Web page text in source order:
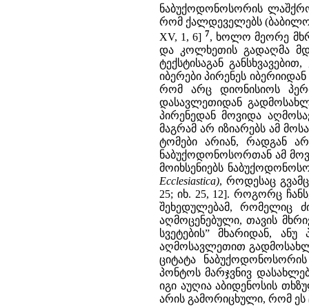
ნაბუქოდონოსორის
რომ ქალდეველებს
XV, 1, 6] 7, ხოლო მეორე
და კოლხეთის გადაღმა
ტექსტისაგან
იბერები პირენეს
რომ არც დიონისიოს
დასავლეთიდან
პირენედან მოვიდა
მაგრამ არ იზიარებს ამ
ტომები არიან, რადგან
ნაბუქოდონოსორთან ამ
მოიხსენიებს
Ecclesiastica), როდესაც
25; იხ. 25, 12]. როგორც
შეხედულებამ, რომელიც
აღმოცენებული, თავის
სვეტების” მხარიდან,
აღმოსავლეთით
ციტატა
პონტოს მარჯვნივ
იგი აუღია აბიდენოსის
არის გამორიცხული, რომ ეს